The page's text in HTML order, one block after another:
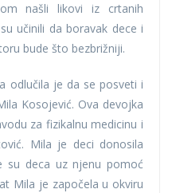
našli likovi iz crtanih
učinili da boravak dece i
bude što bezbrižniji.
odlučila je da se posveti i
Kosojević. Ova devojka
za fizikalnu medicinu i
Mila je deci donosila
su deca uz njenu pomoć
Mila je započela u okviru